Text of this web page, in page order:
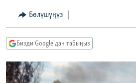
МАДАНИЯТ
ТВ ПРОГРАММАЛАР
ЭКСПЕРТТЕР ТАЛДАЙТ
БИЗ ЖАНА ДҮЙНӨ
ӨЗГӨЧӨ ПИКИР
Русский
Бөлүшүңүз
Бизди Google'дан табыңыз